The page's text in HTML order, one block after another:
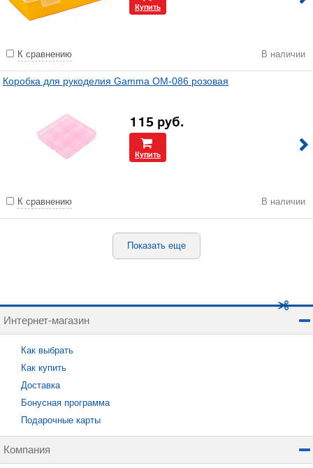
Купить
К сравнению В наличии
Коробка для рукоделия Gamma OM-086 розовая
115 руб.
Купить
К сравнению В наличии
Показать еще
Интернет-магазин
Как выбрать
Как купить
Доставка
Бонусная программа
Подарочные карты
Компания